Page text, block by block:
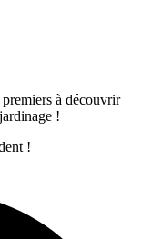
à découvrir
!
!